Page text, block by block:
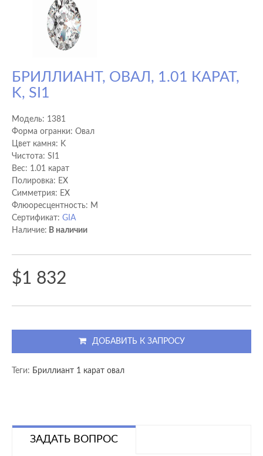
БРИЛЛИАНТ, ОВАЛ, 1.01 КАРАТ,
K, SI1
Модель: 1381
Форма огранки: Овал
Цвет камня: K
Чистота: SI1
Вес: 1.01 карат
Полировка: EX
Cимметрия: EX
Флюоресцентность: M
Сертификат: GIA
Наличие: В наличии
$1 832
ДОБАВИТЬ К ЗАПРОСУ
Теги: Бриллиант 1 карат овал
ЗАДАТЬ ВОПРОС